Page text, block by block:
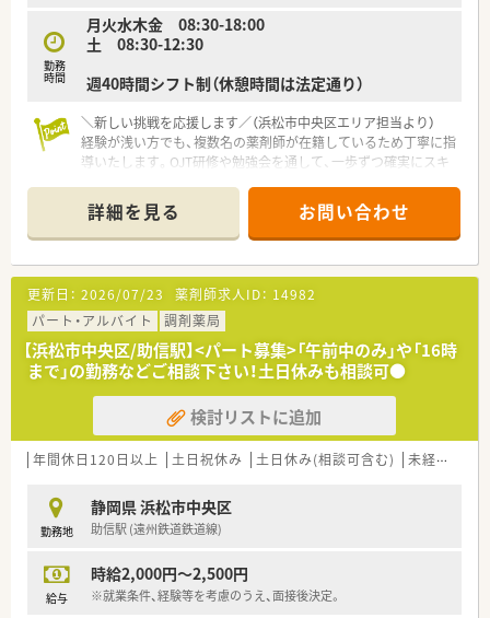
を重視する方にとって非常に魅力的な条件が揃っています。
勤務
時間
月火水木金 08:30-18:00
土 08:30-12:30
週40時間シフト制（休憩時間は法定通り）
＼新しい挑戦を応援します／（浜松市中央区エリア担当より）
経験が浅い方でも、複数名の薬剤師が在籍しているため丁寧に指
導いたします。OJT研修や勉強会を通して、一歩ずつ確実にスキ
【店舗情報と応需状況について】
■舞阪駅から車で6分ほどの場所にあり、マイカー通勤が可能で
毎日の通勤も非常に便利な立地にある店舗です。
■近隣の医療機関から小児科や耳鼻科アレルギー科の処方箋を1
日あたり90枚から100枚ほど応需しています。
■平日は18時までの営業で土曜日は午前中のみの開局となって
おり、仕事終わりの時間も有効に活用できます。
【求人情報について】
■正社員として勤務していただける薬剤師を募集しており、週
32時間以上のシフト制で柔軟な働き方が可能です。
■これまでのご経験やスキルを十分に考慮した上で、年収450万
円から600万円の範囲で給与を決定いたします。
の頑張りがしっかりと収入に還元される環境です。
【こんな方にオススメ】
なスキルをしっかりと身につけたい方にオススメです。
■充実した福利厚生と年間休日114日以上の環境で、ワークライ
詳細を見る お問い合わせ
更新日： 2026/07/23 薬剤師求人ID： 14982
パート・アルバイト
調剤薬局
【浜松市中央区/助信駅】<パート募集>「午前中のみ」や「16時
まで」の勤務などご相談下さい！土日休みも相談可●
検討リストに追加
年間休日120日以上 土日祝休み 土日休み(相談可含む) 未経験可
勤務地
静岡県 浜松市中央区
助信駅 (遠州鉄道鉄道線)
給与
時給2,000円～2,500円
※就業条件、経験等を考慮のうえ、面接後決定。